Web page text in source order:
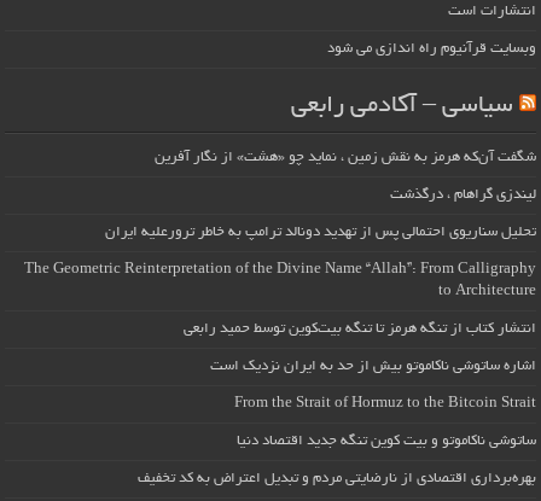
انتشارات است
وبسایت قرآنیوم راه اندازی می شود
سیاسی – آکادمی رابعی
شگفت آن‌که هرمز به نقش زمین ، نماید چو «هشت» از نگار آفرین
لیندزی گراهام ، درگذشت
تحلیل سناریوی احتمالی پس از تهدید دونالد ترامپ به خاطر ترورعلیه ایران
The Geometric Reinterpretation of the Divine Name “Allah”: From Calligraphy
to Architecture
انتشار کتاب از تنگه هرمز تا تنگه بیت‌کوین توسط حمید رابعی
اشاره ساتوشی ناکاموتو بیش از حد به ایران نزدیک است
From the Strait of Hormuz to the Bitcoin Strait
ساتوشی ناکاموتو و بیت کوین تنگه جدید اقتصاد دنیا
بهره‌برداری اقتصادی از نارضایتی مردم و تبدیل اعتراض به کد تخفیف